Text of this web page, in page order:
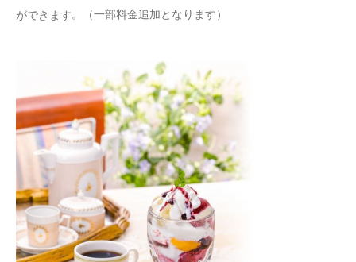
ができます。（一部料金追加となります）